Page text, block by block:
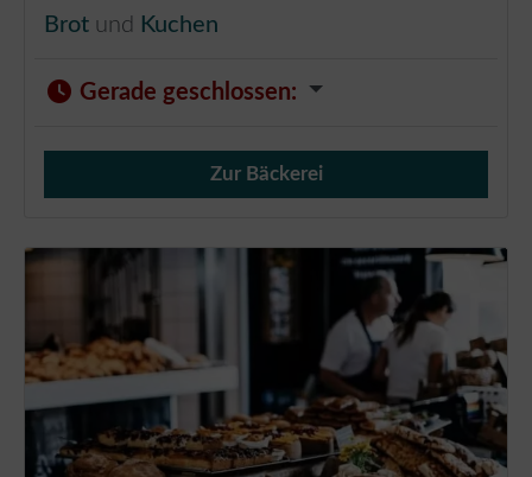
Brot und Kuchen
Gerade geschlossen:
Verkauf von Brötchen,
Zur Bäckerei